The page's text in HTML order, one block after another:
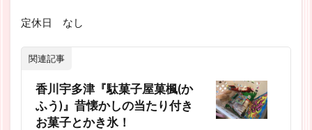
定休日 なし
関連記事
香川宇多津『駄菓子屋菓楓(か
ふう)』昔懐かしの当たり付き
お菓子とかき氷！